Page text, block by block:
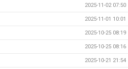
2025-11-02 07:50
2025-11-01 10:01
2025-10-25 08:19
2025-10-25 08:16
2025-10-21 21:54